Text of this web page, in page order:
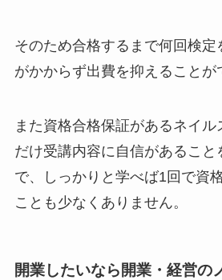
そのため合格するまで何回検定
がかからず出費を抑えることが
また資格合格保証があるネイ
だけ受講内容に自信があること
で、しっかりと学べば1回で資
ことも少なくありません。
開業したいなら開業・経営の